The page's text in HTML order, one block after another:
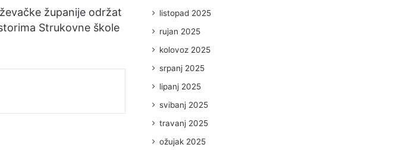
županije održat
Strukovne škole
listopad 2025
rujan 2025
kolovoz 2025
srpanj 2025
lipanj 2025
svibanj 2025
travanj 2025
ožujak 2025